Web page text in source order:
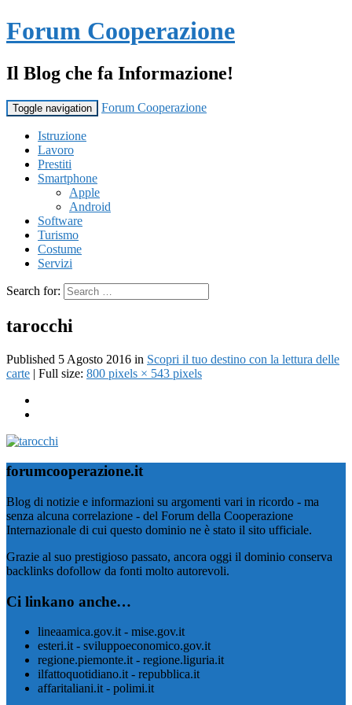
Forum Cooperazione
Il Blog che fa Informazione!
Toggle navigation Forum Cooperazione
Istruzione
Lavoro
Prestiti
Smartphone
Apple
Android
Software
Turismo
Costume
Servizi
Search for:
tarocchi
Published 5 Agosto 2016 in Scopri il tuo destino con la lettura delle
carte | Full size: 800 pixels × 543 pixels
forumcooperazione.it
Blog di notizie e informazioni su argomenti vari in ricordo - ma
senza alcuna correlazione - del Forum della Cooperazione
Internazionale di cui questo dominio ne è stato il sito ufficiale.
Grazie al suo prestigioso passato, ancora oggi il dominio conserva
backlinks dofollow da fonti molto autorevoli.
Ci linkano anche…
lineaamica.gov.it - mise.gov.it
esteri.it - sviluppoeconomico.gov.it
regione.piemonte.it - regione.liguria.it
ilfattoquotidiano.it - repubblica.it
affaritaliani.it - polimi.it